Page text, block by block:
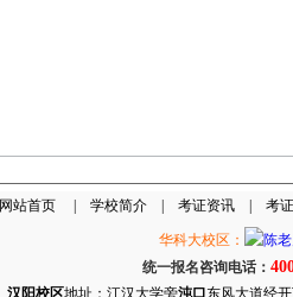
网站首页| 学校简介| 考证资讯| 考
华科大校区：
统一报名咨询电话：
汉阳校区地址：江汉大学旁沌口 东风大道经